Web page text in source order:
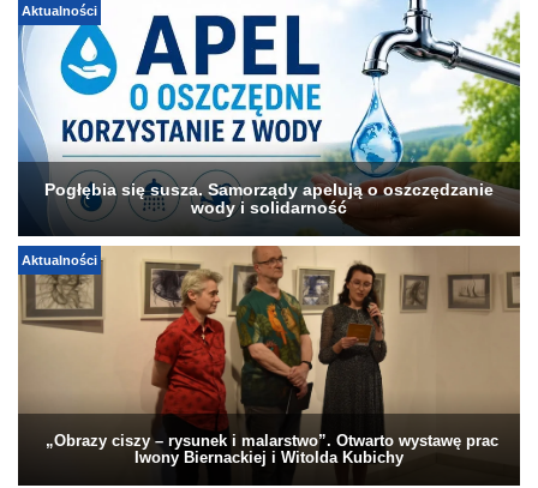
Aktualności
Pogłębia się susza. Samorządy apelują o oszczędzanie
wody i solidarność
Aktualności
„Obrazy ciszy – rysunek i malarstwo”. Otwarto wystawę prac
Iwony Biernackiej i Witolda Kubichy